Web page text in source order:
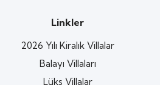
Linkler
2026 Yılı Kiralık Villalar
Balayı Villaları
Lüks Villalar